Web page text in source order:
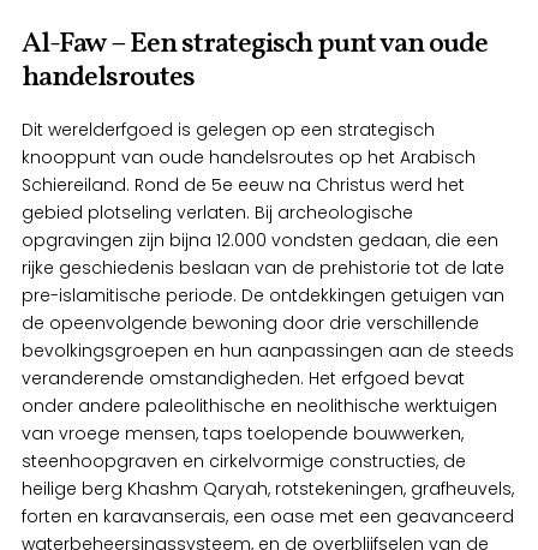
Al-Faw – Een strategisch punt van oude
handelsroutes
Dit werelderfgoed is gelegen op een strategisch
knooppunt van oude handelsroutes op het Arabisch
Schiereiland. Rond de 5e eeuw na Christus werd het
gebied plotseling verlaten. Bij archeologische
opgravingen zijn bijna 12.000 vondsten gedaan, die een
rijke geschiedenis beslaan van de prehistorie tot de late
pre-islamitische periode. De ontdekkingen getuigen van
de opeenvolgende bewoning door drie verschillende
bevolkingsgroepen en hun aanpassingen aan de steeds
veranderende omstandigheden. Het erfgoed bevat
onder andere paleolithische en neolithische werktuigen
van vroege mensen, taps toelopende bouwwerken,
steenhoopgraven en cirkelvormige constructies, de
heilige berg Khashm Qaryah, rotstekeningen, grafheuvels,
forten en karavanserais, een oase met een geavanceerd
waterbeheersingssysteem, en de overblijfselen van de